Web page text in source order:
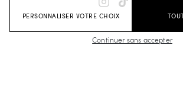
PERSONNALISER VOTRE CHOIX
Continuer sans accepter
Sandales & Espadrilles
Sacoches Business
Baskets Blanches Homme